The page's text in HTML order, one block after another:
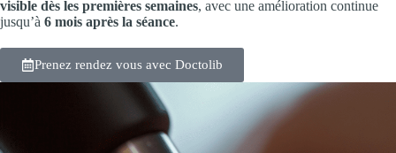
visible dès les premières semaines, avec une amélioration continue
jusqu’à 6 mois après la séance.
Prenez rendez vous avec Doctolib